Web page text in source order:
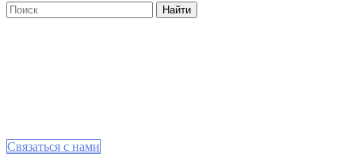
Связаться с нами